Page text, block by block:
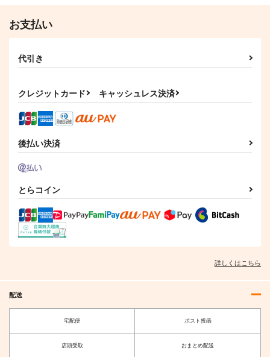
【クリエイティアイラ
スト展】クリアファイ
ルセット わいっしゅ
専売 660円（税込）
オリジナル
サンプル
カート
スト展】クリアファイ
専売 660円（税込） 専売 660円（税込）
【クリエイティアイラ
スト展】缶バッジセッ
ト 甘城なつき
クリエイティア
990円（税込）
ト asato
クリエイティア
990円（税込）
スト展】ポストカード
セット B
クリエイティア
1,320 円（税込）
作品詳細
お支払い
代引き
クレジットカード キャッシュレス決済
後払い決済
とらコイン
詳しくはこちら
配送
宅配便 ポスト投函
店頭受取 おまとめ配送